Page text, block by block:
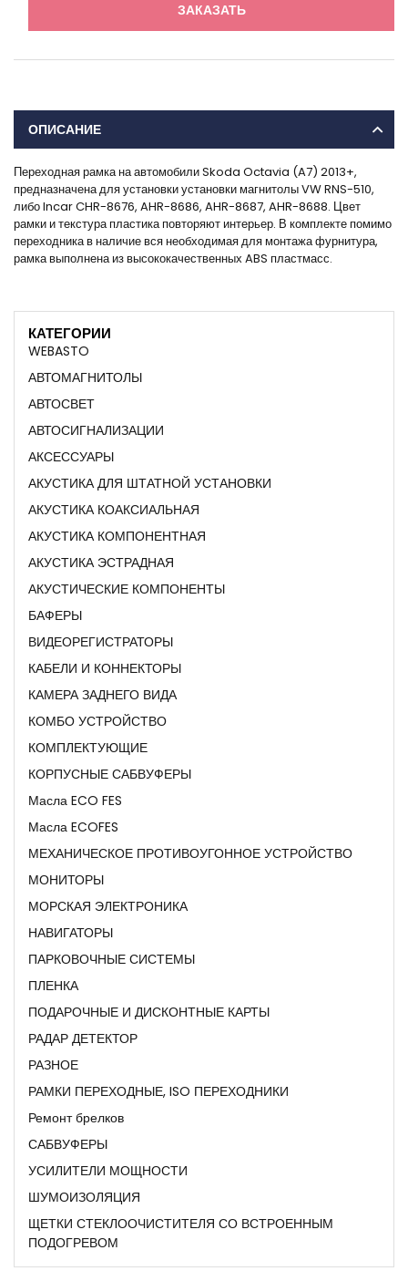
ЗАКАЗАТЬ
ОПИСАНИЕ
Переходная рамка на автомобили Skoda Octavia (A7) 2013+,
предназначена для установки установки магнитолы VW RNS-510,
либо Incar CHR-8676, AHR-8686, AHR-8687, AHR-8688. Цвет
рамки и текстура пластика повторяют интерьер. В комплекте помимо
переходника в наличие вся необходимая для монтажа фурнитура,
рамка выполнена из высококачественных ABS пластмасс.
КАТЕГОРИИ
WEBASTO
АВТОМАГНИТОЛЫ
АВТОСВЕТ
АВТОСИГНАЛИЗАЦИИ
АКСЕССУАРЫ
АКУСТИКА ДЛЯ ШТАТНОЙ УСТАНОВКИ
АКУСТИКА КОАКСИАЛЬНАЯ
АКУСТИКА КОМПОНЕНТНАЯ
АКУСТИКА ЭСТРАДНАЯ
АКУСТИЧЕСКИЕ КОМПОНЕНТЫ
БАФЕРЫ
ВИДЕОРЕГИСТРАТОРЫ
КАБЕЛИ И КОННЕКТОРЫ
КАМЕРА ЗАДНЕГО ВИДА
КОМБО УСТРОЙСТВО
КОМПЛЕКТУЮЩИЕ
КОРПУСНЫЕ САБВУФЕРЫ
Масла ECO FES
Масла ECOFES
МЕХАНИЧЕСКОЕ ПРОТИВОУГОННОЕ УСТРОЙСТВО
МОНИТОРЫ
МОРСКАЯ ЭЛЕКТРОНИКА
НАВИГАТОРЫ
ПАРКОВОЧНЫЕ СИСТЕМЫ
ПЛЕНКА
ПОДАРОЧНЫЕ И ДИСКОНТНЫЕ КАРТЫ
РАДАР ДЕТЕКТОР
РАЗНОЕ
РАМКИ ПЕРЕХОДНЫЕ, ISO ПЕРЕХОДНИКИ
Ремонт брелков
САБВУФЕРЫ
УСИЛИТЕЛИ МОЩНОСТИ
ШУМОИЗОЛЯЦИЯ
ЩЕТКИ СТЕКЛООЧИСТИТЕЛЯ СО ВСТРОЕННЫМ
ПОДОГРЕВОМ